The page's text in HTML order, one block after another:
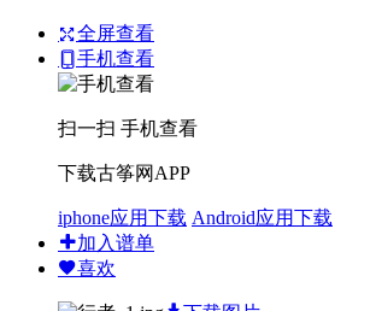
全屏查看
手机查看
扫一扫 手机查看
下载古筝网APP
iphone应用下载 Android应用下载
加入谱单
喜欢